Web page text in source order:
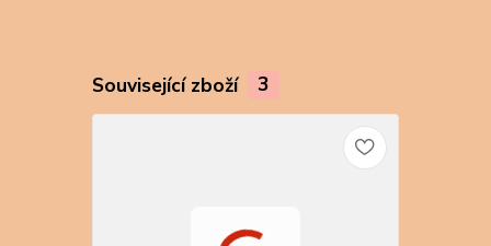
Související zboží 3